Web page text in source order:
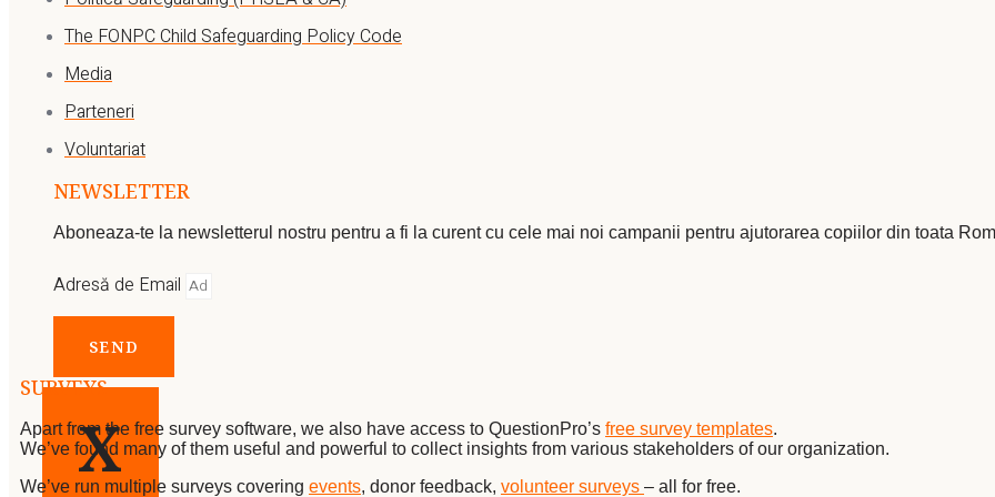
X
The FONPC Child Safeguarding Policy Code
Media
Parteneri
Voluntariat
NEWSLETTER
Aboneaza-te la newsletterul nostru pentru a fi la curent cu cele mai noi campanii pentru ajutorarea copiilor din toata
Adresă de Email
SEND
SURVEYS
Apart from the free survey software, we also have access to QuestionPro’s free survey templates.
We’ve found many of them useful and powerful to collect insights from various stakeholders of our organization.
We’ve run multiple surveys covering events, donor feedback, volunteer surveys – all for free.